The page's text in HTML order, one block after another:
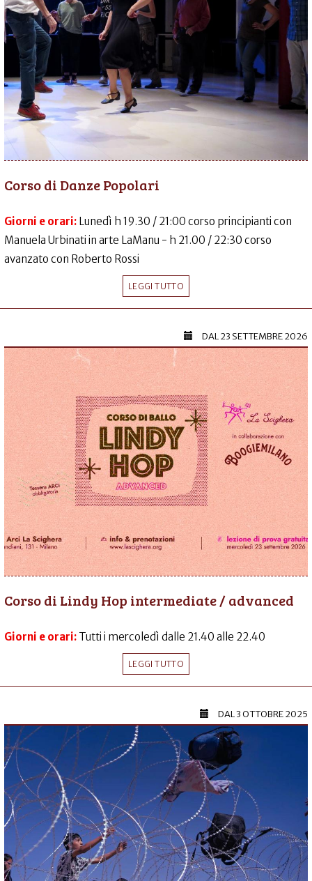
Corso di Danze Popolari
Giorni e orari: Lunedì h 19.30 / 21:00 corso principianti con
Manuela Urbinati in arte LaManu - h 21.00 / 22:30 corso
avanzato con Roberto Rossi
LEGGI TUTTO
DAL23 SETTEMBRE 2026
Corso di Lindy Hop intermediate / advanced
Giorni e orari: Tutti i mercoledì dalle 21.40 alle 22.40
LEGGI TUTTO
DAL3 OTTOBRE 2025